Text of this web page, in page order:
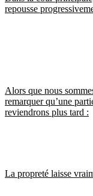
repousse
Alors que nous
remarquer qu’une
reviendrons plus tard :
La propreté laisse